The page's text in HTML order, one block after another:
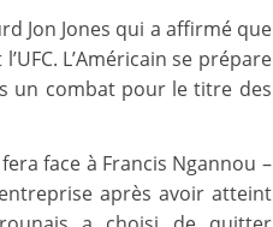
Jon Jones qui a affirmé que
L’Américain se prépare
un combat pour le titre des
face à Francis Ngannou –
après avoir atteint